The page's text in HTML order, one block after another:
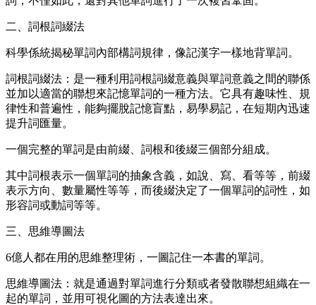
二、詞根詞綴法
科學係統揭秘單詞內部構詞規律，像記漢字一樣地背單詞。
詞根詞綴法：是一種利用詞根詞綴意義與單詞意義之間的聯係
並加以適當的聯想來記憶單詞的一種方法。它具有趣味性、規
律性和普遍性，能夠擺脫記憶盲點，易學易記，在短期內迅速
提升詞匯量。
一個完整的單詞是由前綴、詞根和後綴三個部分組成。
其中詞根表示一個單詞的抽象含義，如說、寫、看等等，前綴
表示方向、數量屬性等等，而後綴決定了一個單詞的詞性，如
形容詞或動詞等等。
三、思維導圖法
6億人都在用的思維整理術，一圖記住一本書的單詞。
思維導圖法：就是通過對單詞進行分類或者發散聯想組織在一
起的單詞，並用可視化圖的方法表達出來。